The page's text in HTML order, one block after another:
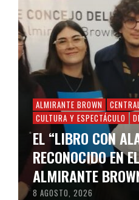
ALMIRANTE BROWN
CULTURA Y ESPECTÁCULO
EL “LIBRO CON
RECONOCIDO EN
ALMIRANTE
8 AGOSTO, 2026